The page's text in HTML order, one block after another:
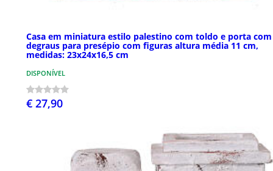
Casa em miniatura estilo palestino com toldo e porta com
degraus para presépio com figuras altura média 11 cm,
medidas: 23x24x16,5 cm
DISPONÍVEL
€ 27,90